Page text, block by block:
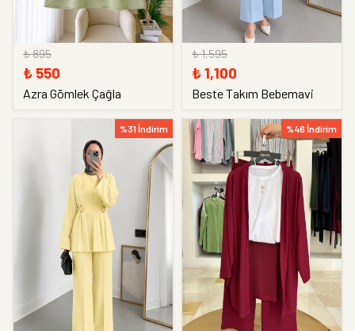
₺ 895
₺ 550
Azra Gömlek Çağla
₺ 1,595
₺ 1,100
Beste Takım Bebemavi
%31 İndirim %46 İndirim